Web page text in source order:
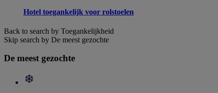
Hotel toegankelijk voor rolstoelen
Back to search by Toegankelijkheid
Skip search by De meest gezochte
De meest gezochte